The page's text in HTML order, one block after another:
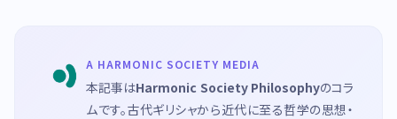
A HARMONIC SOCIETY MEDIA
本記事はHarmonic Society Philosophyのコラ
ムです。古代ギリシャから近代に至る哲学の思想・